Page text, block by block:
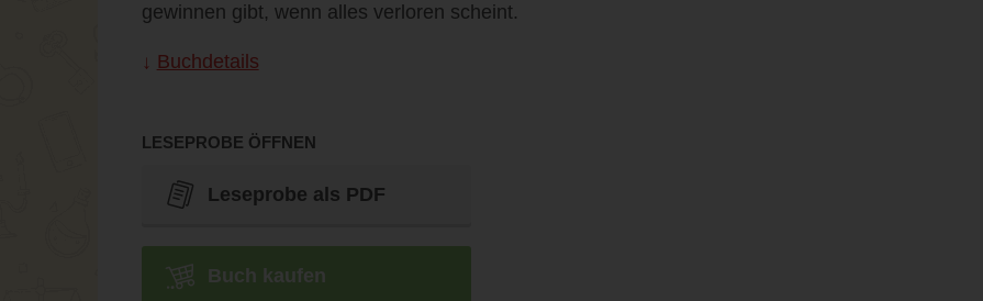
gewinnen gibt, wenn alles verloren scheint.
Buchdetails
LESEPROBE ÖFFNEN
Leseprobe als PDF
Buch kaufen